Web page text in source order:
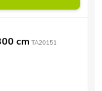
cm TA20151